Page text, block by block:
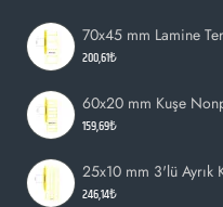
70x45 mm Lamine
200,61₺
60x20 mm Kuşe
159,69₺
25x10 mm 3'lü Ayrık
246,14₺